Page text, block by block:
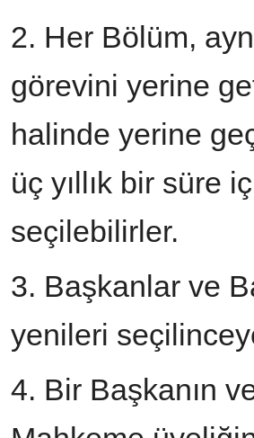
2. Her Bölüm,
görevini yerine
halinde yerine
üç yıllık bir süre
seçilebilirler.
3. Başkanlar ve
yenileri
4. Bir Başkanın